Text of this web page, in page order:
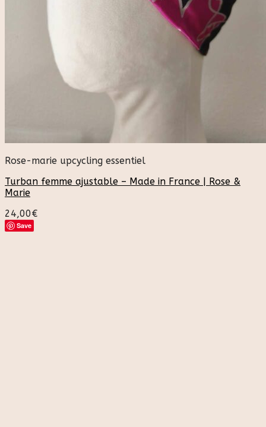
Rose-marie upcycling essentiel
Turban femme ajustable – Made in France | Rose &
Marie
24,00€
Save